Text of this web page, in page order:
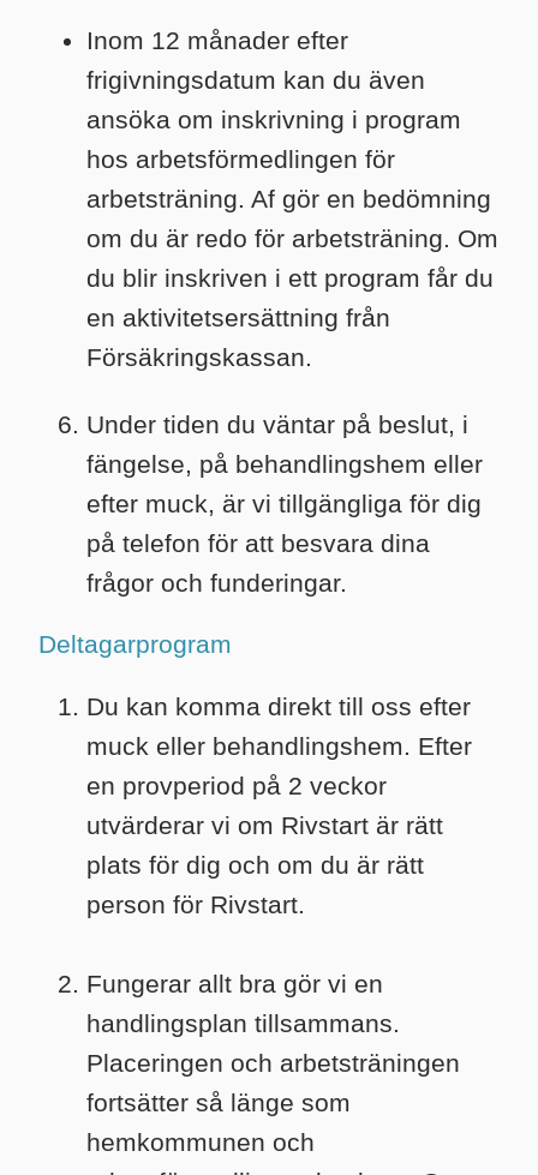
Inom 12 månader efter
frigivningsdatum kan du även
ansöka om inskrivning i program
hos arbetsförmedlingen för
arbetsträning. Af gör en bedömning
om du är redo för arbetsträning. Om
du blir inskriven i ett program får du
en aktivitetsersättning från
Försäkringskassan.
Under tiden du väntar på beslut, i
fängelse, på behandlingshem eller
efter muck, är vi tillgängliga för dig
på telefon för att besvara dina
frågor och funderingar.
Deltagarprogram
Du kan komma direkt till oss efter
muck eller behandlingshem. Efter
en provperiod på 2 veckor
utvärderar vi om Rivstart är rätt
plats för dig och om du är rätt
person för Rivstart.
Fungerar allt bra gör vi en
handlingsplan tillsammans.
Placeringen och arbetsträningen
fortsätter så länge som
hemkommunen och